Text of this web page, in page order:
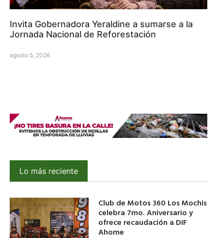
Invita Gobernadora Yeraldine a sumarse a la
Jornada Nacional de Reforestación
agosto 5, 2026
Lo más reciente
Club de Motos 360 Los Mochis
celebra 7mo. Aniversario y
ofrece recaudación a DIF
Ahome